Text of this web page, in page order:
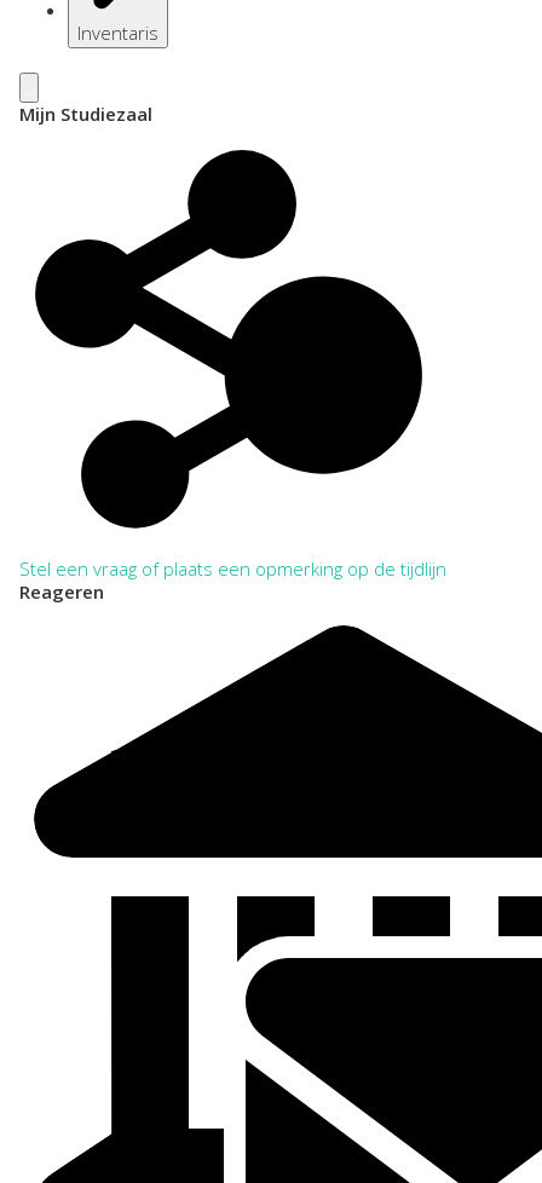
Inventaris
Mijn Studiezaal
Stel een vraag of plaats een opmerking op de tijdlijn
Reageren